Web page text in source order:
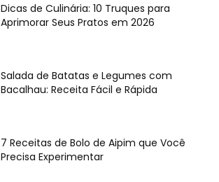
Dicas de Culinária: 10 Truques para
Aprimorar Seus Pratos em 2026
Salada de Batatas e Legumes com
Bacalhau: Receita Fácil e Rápida
7 Receitas de Bolo de Aipim que Você
Precisa Experimentar